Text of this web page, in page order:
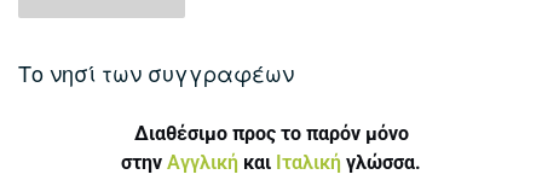
Το νησί των συγγραφέων
Διαθέσιμο προς το παρόν μόνο
στην Αγγλική και Ιταλική γλώσσα.